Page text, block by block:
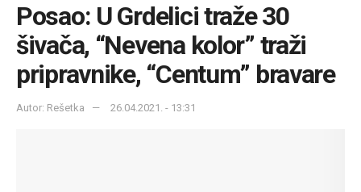
Posao: U Grdelici traže 30
šivača, “Nevena kolor” traži
pripravnike, “Centum” bravare
Autor: Rešetka 26.04.2021. - 13:31